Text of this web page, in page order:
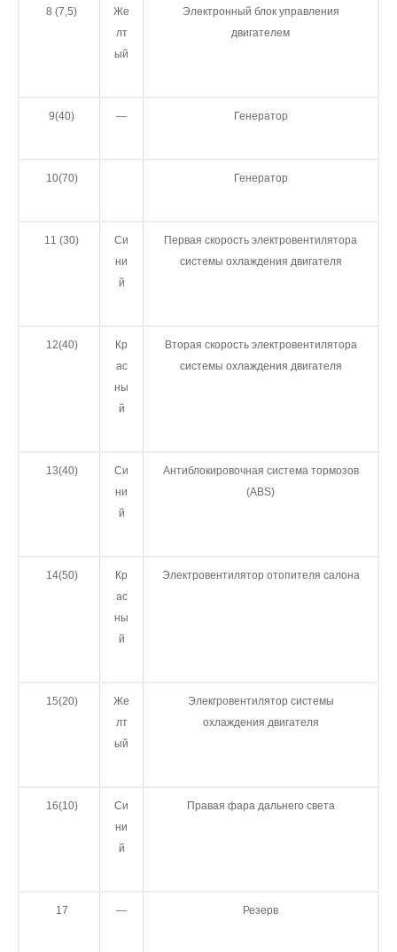
8 (7,5)
Же
лт
ый
Электронный блок управления
двигателем
9(40) — Генератор
10(70) Генератор
11 (30)
Си
ни
й
Первая скорость электровентилятора
системы охлаждения двигателя
12(40)
Кр
ас
ны
й
Вторая скорость электровентилятора
системы охлаждения двигателя
13(40)
Си
ни
й
Антиблокировочная система тормозов
(ABS)
14(50)
Кр
ас
ны
й
Электровентилятор отопителя салона
15(20)
Же
лт
ый
Элекгровентилятор системы
охлаждения двигателя
16(10)
Си
ни
й
Правая фара дальнего света
17 — Резерв